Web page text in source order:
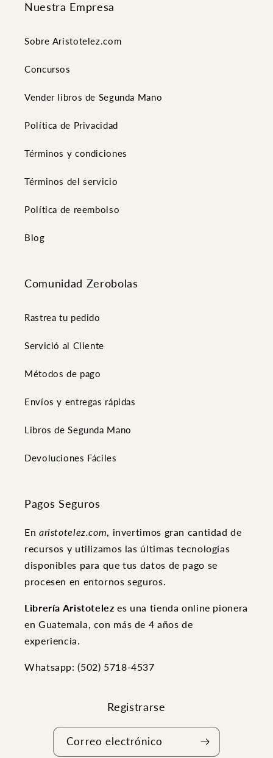
Nuestra Empresa
Sobre Aristotelez.com
Concursos
Vender libros de Segunda Mano
Política de Privacidad
Términos y condiciones
Términos del servicio
Política de reembolso
Blog
Comunidad Zerobolas
Rastrea tu pedido
Servició al Cliente
Métodos de pago
Envíos y entregas rápidas
Libros de Segunda Mano
Devoluciones Fáciles
Pagos Seguros
En aristotelez.com, invertimos gran cantidad de
recursos y utilizamos las últimas tecnologías
disponibles para que tus datos de pago se
procesen en entornos seguros.
Librería Aristotelezes una tienda online pionera
en Guatemala, con más de 4 años de
experiencia.
Whatsapp: (502) ‭5718-4537
Registrarse
Correo electrónico